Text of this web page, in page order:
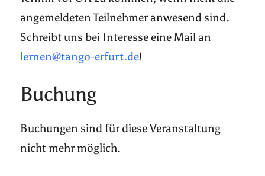
angemeldeten Teilnehmer anwesend sind.
Schreibt uns bei Interesse eine Mail an
lernen@tango-erfurt.de!
Buchung
Buchungen sind für diese Veranstaltung
nicht mehr möglich.